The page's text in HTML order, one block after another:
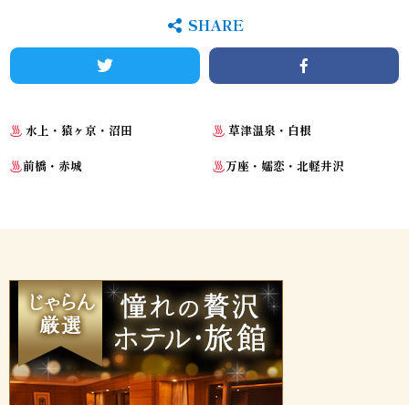
SHARE
Twitter
水上・猿ヶ京・沼田 草津温泉・白根
前橋・赤城 万座・嬬恋・北軽井沢